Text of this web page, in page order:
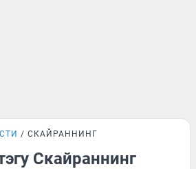
СКАЙРАННИНГ
Скайраннинг